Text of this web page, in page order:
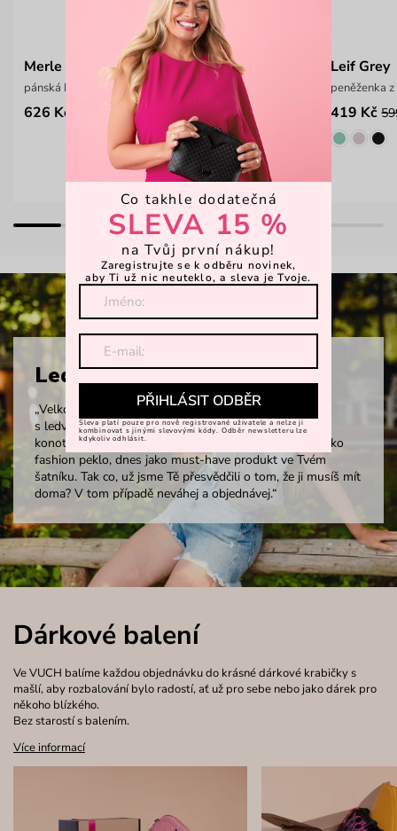
Merle Grey
pánská kožená peněženka z hladkého materiálu
626 Kč 1 099 Kč
Leif Grey
peněženka
419 Kč
Ledvinky
„Velkolepý návrat. Slovní spojení, které je spojováno
s ledvinkami. Světové, originální. Tyto a mnohem více
konotací vzbuzuje právě tento módní doplněk. Dříve jako
fashion peklo, dnes jako must-have produkt ve Tvém
šatníku. Tak co, už jsme Tě přesvědčili o tom, že ji musíš mít
doma? V tom případě neváhej a objednávej.“
Dárkové balení
Ve VUCH balíme každou objednávku do krásné dárkové krabičky s
mašlí, aby rozbalování bylo radostí, ať už pro sebe nebo jako dárek pro
někoho blízkého.
Bez starostí s balením.
Více informací
Co takhle dodatečná
SLEVA 15 %
na Tvůj první nákup!
Zaregistrujte se k odběru novinek,
aby Ti už nic neuteklo, a sleva je Tvoje.
PŘIHLÁSIT ODBĚR
Sleva platí pouze pro nově registrované uživatele a nelze ji
kombinovat s jinými slevovými kódy. Odběr newsletteru lze
kdykoliv odhlásit.